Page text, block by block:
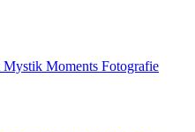
Moments Fotografie